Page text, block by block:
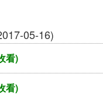
05-16)
看)
看)